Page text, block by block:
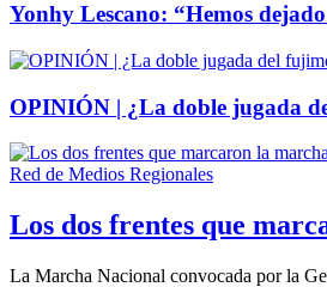
Yonhy Lescano: “Hemos
OPINIÓN | ¿La doble jugada
Red de Medios Regionales
Los dos frentes que
La Marcha Nacional convocada por la